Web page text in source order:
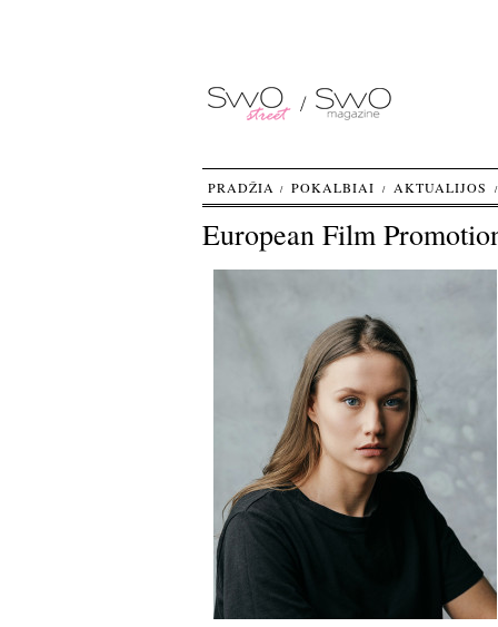
European Film
PRADŽIA POKALBIAI AKTUALIJOS